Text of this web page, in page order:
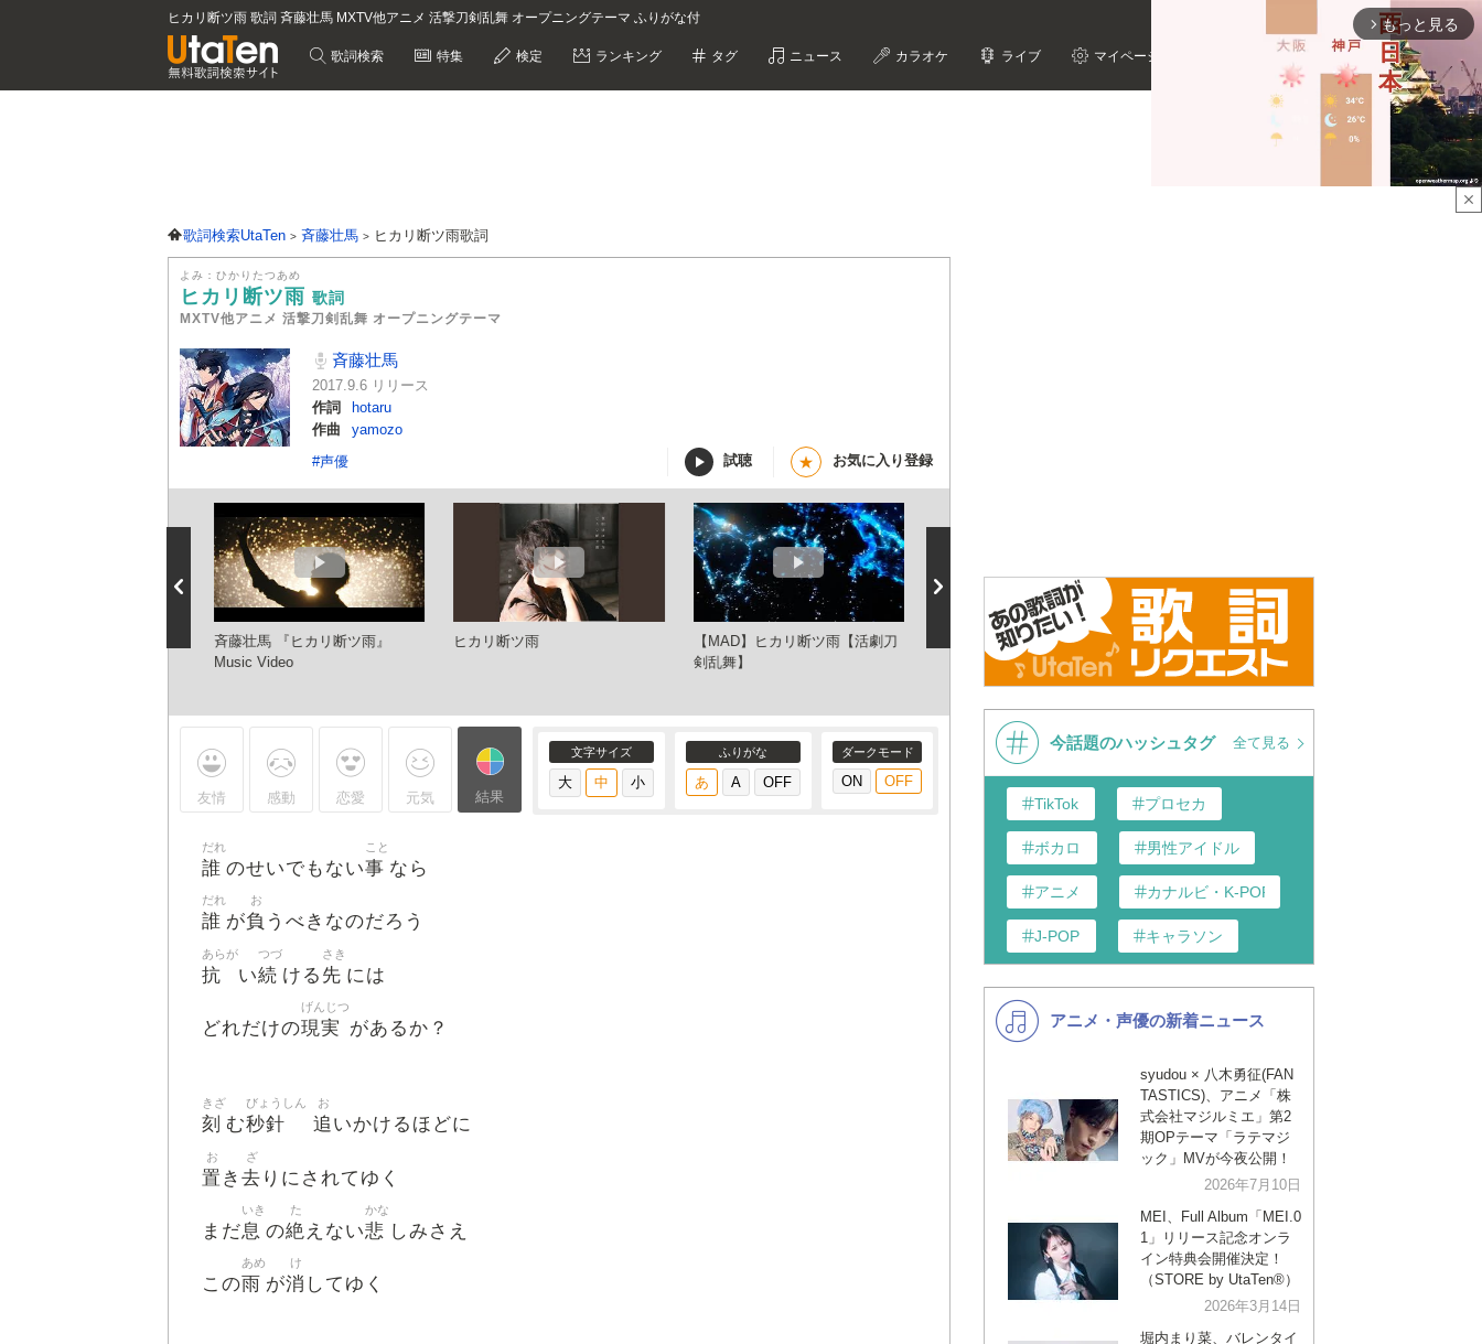
ヒカリ断ツ雨 歌詞 斉藤壮馬 MXTV他アニメ 活撃刀剣乱舞 オープニングテーマ ふりがな付
歌詞検索 特集 検定 ランキング タグ ニュース カラオケ ライブ マイページ
歌詞検索UtaTen 斉藤壮馬 ヒカリ断ツ雨歌詞
よみ：ひかりたつあめ
ヒカリ断ツ雨 歌詞
MXTV他アニメ 活撃刀剣乱舞 オープニングテーマ
斉藤壮馬
2017.9.6 リリース
作詞
hotaru
作曲
yamozo
#声優
試聴 ★ お気に入り登録
斉藤壮馬 『ヒカリ断ツ雨』
Music Video
ヒカリ断ツ雨
【MAD】ヒカリ断ツ雨【活劇刀
剣乱舞】
ヒカリ断ツ雨
斉藤壮馬 『ヒカリ断ツ雨』 MV
-Short Ver.-
友情 感動 恋愛 元気 結果
文字サイズ ふりがな ダークモード
誰
だれ
のせいでもない事
こと
なら
誰
だれ
が負
お
うべきなのだろう
抗
あらが
い続
つづ
ける 先
さき
には
どれだけの現実
げんじつ
があるか？
刻
きざ
む秒針
びょうしん
追
お
いかけるほどに
置
お
き 去
ざ
りにされてゆく
まだ息
いき
の絶
た
えない悲
かな
しみさえ
この雨
あめ
が消
け
してゆく
close
arrow_forward_ios もっと見る
今話題のハッシュタグ 全て見る
TikTok プロセカ
ボカロ 男性アイドル
アニメ カナルビ・K-POP和訳
J-POP キャラソン
K-POP 演歌・歌謡
洋楽
VTuber ディズニー
アニメ・声優の新着ニュース
syudou × 八木勇征(FAN
TASTICS)、アニメ「株
式会社マジルミエ」第2
期OPテーマ「ラテマジ
ック」MVが今夜公開！
2026年7月10日
MEI、Full Album「MEI.0
1」リリース記念オンラ
イン特典会開催決定！
（STORE by UtaTen®︎）
2026年3月14日
堀内まり菜、バレンタイ